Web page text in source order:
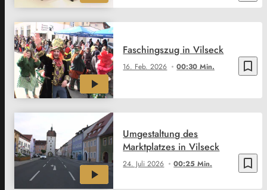
bookmark_border
16. Feb. 2026 00:30 Min.
Faschingszug in Vilseck
bookmark_border
24. Juli 2026 00:25 Min.
Umgestaltung des
Marktplatzes in Vilseck